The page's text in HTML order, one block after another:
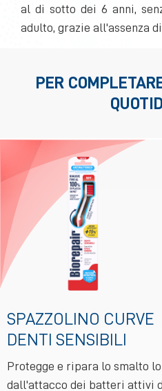
al di sotto dei 6 anni,
adulto, grazie all'assenza
PER
SPAZZOLINO CURVE
DENTI SENSIBILI
Protegge e ripara lo smalto
dall'attacco dei batteri attivi